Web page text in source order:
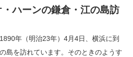
・ハーンの鎌倉・江の島訪
年（明治23年）4月4日、横浜に到
島を訪れています。そのときのようす